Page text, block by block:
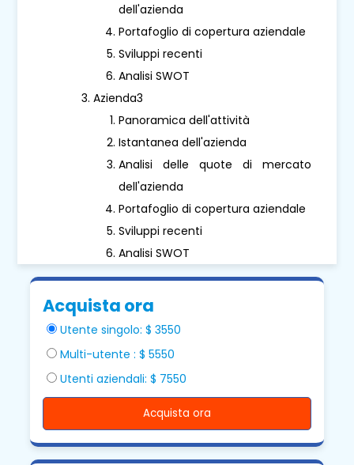
dell'azienda
Portafoglio di copertura aziendale
Sviluppi recenti
Analisi SWOT
Azienda3
Panoramica dell'attività
Istantanea dell'azienda
Analisi delle quote di mercato
dell'azienda
Portafoglio di copertura aziendale
Sviluppi recenti
Analisi SWOT
Acquista ora
Utente singolo: $ 3550
Multi-utente : $ 5550
Utenti aziendali: $ 7550
Acquista ora